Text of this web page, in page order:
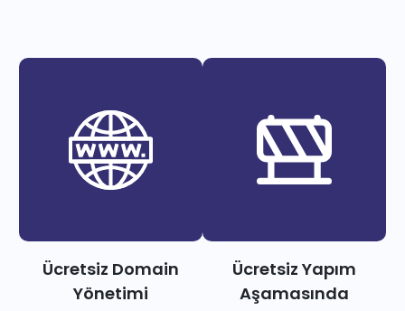
Ücretsiz Domain
Yönetimi
Ücretsiz Yapım
Aşamasında